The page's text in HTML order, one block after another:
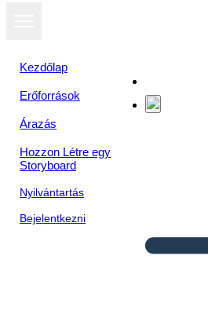
Kezdőlap
Erőforrások
Árazás
Hozzon Létre egy
Storyboard
Nyilvántartás
Bejelentkezni